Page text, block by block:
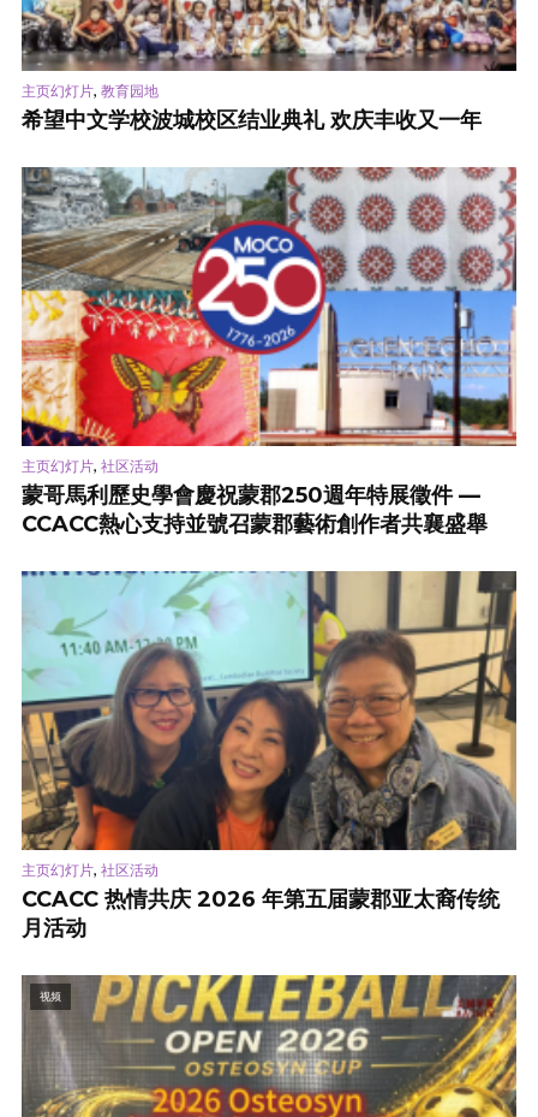
主页幻灯片, 教育园地
希望中文学校波城校区结业典礼 欢庆丰收又一年
主页幻灯片, 社区活动
蒙哥馬利歷史學會慶祝蒙郡250週年特展徵件 —
CCACC熱心支持並號召蒙郡藝術創作者共襄盛舉
主页幻灯片, 社区活动
CCACC 热情共庆 2026 年第五届蒙郡亚太裔传统
月活动
视频